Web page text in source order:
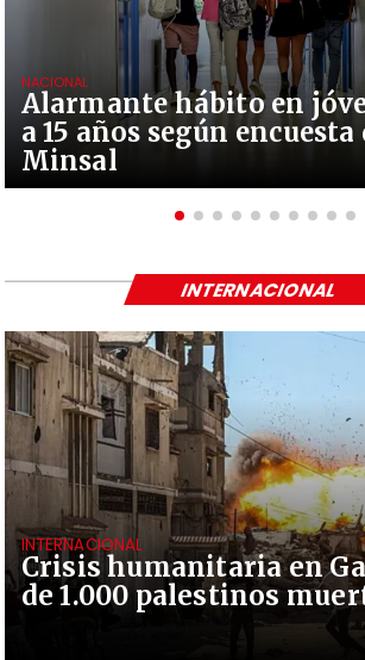
Alarmante hábito en
a 15 años según encuesta
Minsal
NACIONAL
Crisis humanitaria en
de 1.000 palestinos
INTERNACIONAL
INTERNACIONAL